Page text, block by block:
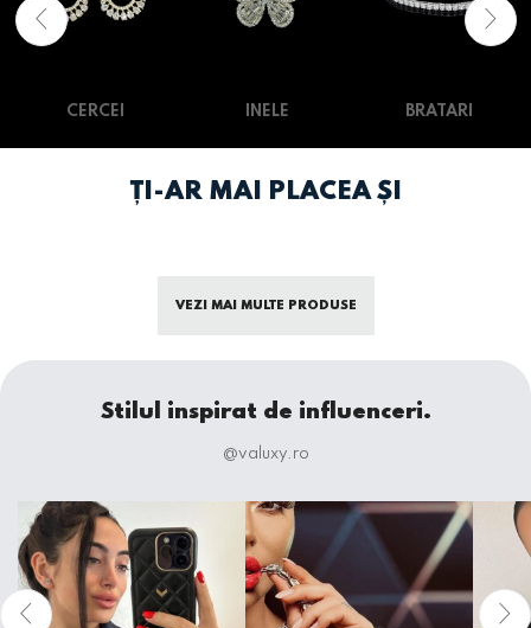
CERCEI INELE BRATARI
ȚI-AR MAI PLACEA ȘI
VEZI MAI MULTE PRODUSE
Stilul inspirat de influenceri.
@valuxy.ro